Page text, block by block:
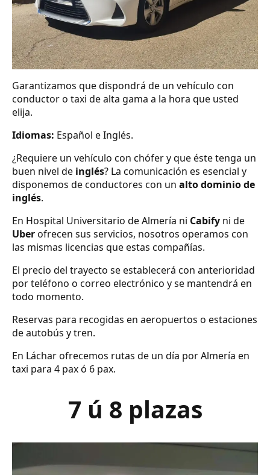
Garantizamos que dispondrá de un vehículo con
conductor o taxi de alta gama a la hora que usted
elija.
Idiomas: Español e Inglés.
¿Requiere un vehículo con chófer y que éste tenga un
buen nivel de inglés? La comunicación es esencial y
disponemos de conductores con un alto dominio de
inglés.
En Hospital Universitario de Almería ni Cabify ni de
Uberofrecen sus servicios, nosotros operamos con
las mismas licencias que estas compañías.
El precio del trayecto se establecerá con anterioridad
por teléfono o correo electrónico y se mantendrá en
todo momento.
Reservas para recogidas en aeropuertos o estaciones
de autobús y tren.
En Láchar ofrecemos rutas de un día por Almería en
taxi para 4 pax ó 6 pax.
7 ú 8 plazas